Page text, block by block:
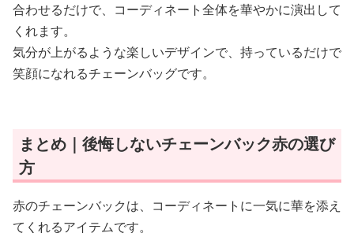
合わせるだけで、コーディネート全体を華やかに演出して
くれます。
気分が上がるような楽しいデザインで、持っているだけで
笑顔になれるチェーンバッグです。
まとめ｜後悔しないチェーンバック赤の選び
方
赤のチェーンバックは、コーディネートに一気に華を添え
てくれるアイテムです。